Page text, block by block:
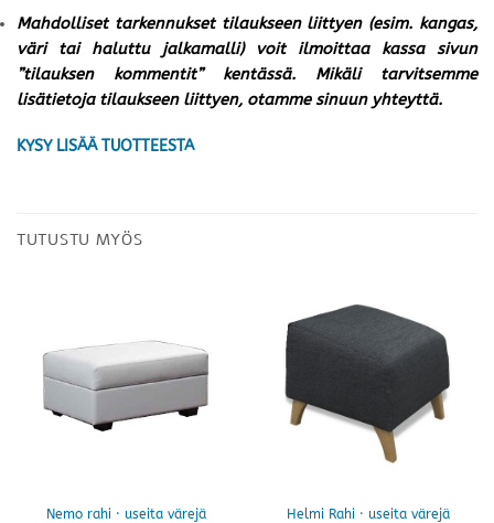
Mahdolliset tarkennukset tilaukseen liittyen (esim. kangas,
väri tai haluttu jalkamalli) voit ilmoittaa kassa sivun
”tilauksen kommentit” kentässä. Mikäli tarvitsemme
lisätietoja tilaukseen liittyen, otamme sinuun yhteyttä.
KYSY LISÄÄ TUOTTEESTA
TUTUSTU MYÖS
Nemo rahi · useita värejä
Helmi Rahi · useita värejä